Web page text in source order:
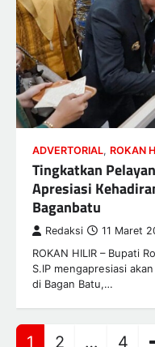
ADVERTORIAL, ROKAN
Tingkatkan
Apresiasi
Baganbatu
Redaksi 11 Maret
ROKAN HILIR – Bupati
S.IP mengapresiasi
di Bagan Batu,…
Paginasi
1 2 … 4